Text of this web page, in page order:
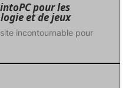
pour les
et de jeux
incontournable pour